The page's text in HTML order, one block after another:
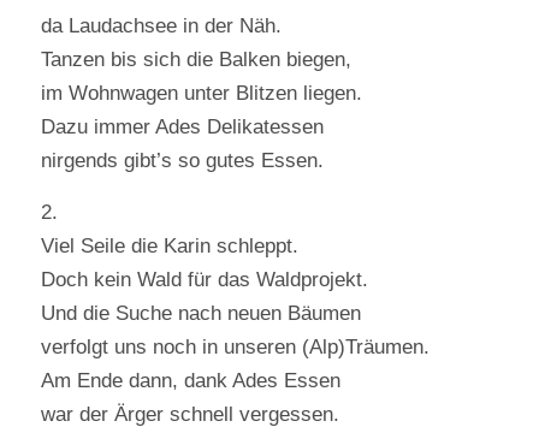
da Laudachsee in der Näh.
Tanzen bis sich die Balken biegen,
im Wohnwagen unter Blitzen liegen.
Dazu immer Ades Delikatessen
nirgends gibt’s so gutes Essen.
2.
Viel Seile die Karin schleppt.
Doch kein Wald für das Waldprojekt.
Und die Suche nach neuen Bäumen
verfolgt uns noch in unseren (Alp)Träumen.
Am Ende dann, dank Ades Essen
war der Ärger schnell vergessen.